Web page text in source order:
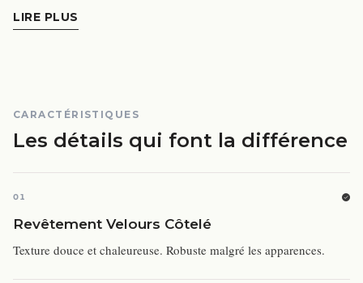
LIRE PLUS
CARACTÉRISTIQUES
Les détails qui font la différence
01
Revêtement Velours Côtelé
Texture douce et chaleureuse. Robuste malgré les apparences.